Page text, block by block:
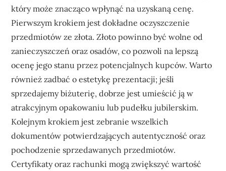
który może znacząco wpłynąć na uzyskaną cenę.
Pierwszym krokiem jest dokładne oczyszczenie
przedmiotów ze złota. Złoto powinno być wolne od
zanieczyszczeń oraz osadów, co pozwoli na lepszą
ocenę jego stanu przez potencjalnych kupców. Warto
również zadbać o estetykę prezentacji; jeśli
sprzedajemy biżuterię, dobrze jest umieścić ją w
atrakcyjnym opakowaniu lub pudełku jubilerskim.
Kolejnym krokiem jest zebranie wszelkich
dokumentów potwierdzających autentyczność oraz
pochodzenie sprzedawanych przedmiotów.
Certyfikaty oraz rachunki mogą zwiększyć wartość